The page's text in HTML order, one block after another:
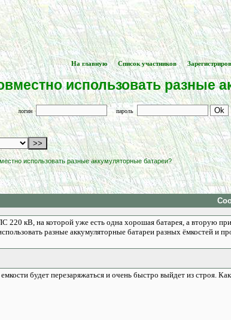
[На главную] -- [ Список участников] -- [
использовать разные
логин пароль
использовать разные аккумуляторные батареи?
220 кВ, на которой уже есть одна хорошая батарея, а вторую
разные аккумуляторные батареи разных ёмкостей и
будет перезаряжаться и очень быстро выйдет из строя.